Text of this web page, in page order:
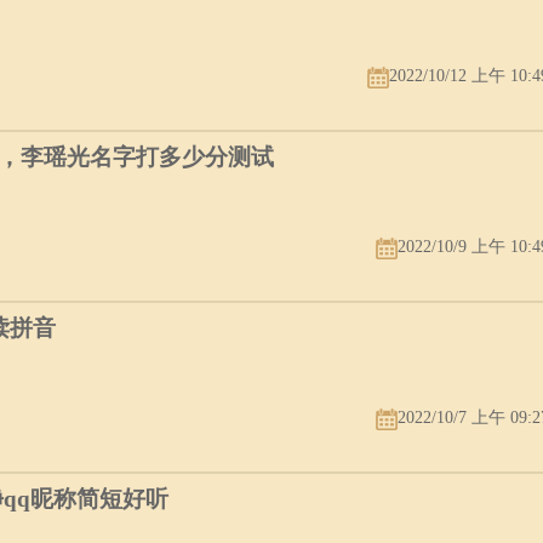
2022/10/12 上午
李瑶光名字打多少分测试
2022/10/9 上午
拼音
2022/10/7 上午
昵称简短好听